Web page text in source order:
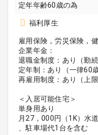
定年年齢60歳の為
福利厚生
雇用保険，労災保険，
企業年金：
退職金制度：あり（勤
定年制：あり（一律60歳
再雇用制度：あり（上限
＜入居可能住宅＞
単身用あり
月27，000円（1K）水
、駐車場代1台を含む